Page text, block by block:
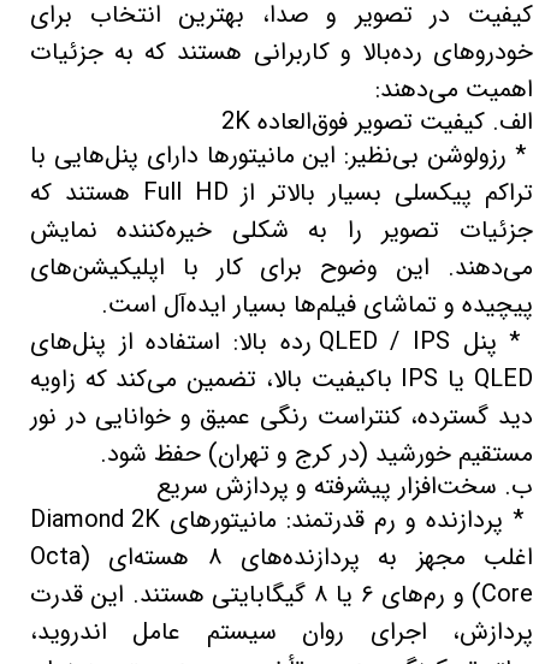
کیفیت در تصویر و صدا، بهترین انتخاب برای
خودروهای رده‌بالا و کاربرانی هستند که به جزئیات
اهمیت می‌دهند:
الف. کیفیت تصویر فوق‌العاده 2K
* رزولوشن بی‌نظیر: این مانیتورها دارای پنل‌هایی با
تراکم پیکسلی بسیار بالاتر از Full HD هستند که
جزئیات تصویر را به شکلی خیره‌کننده نمایش
می‌دهند. این وضوح برای کار با اپلیکیشن‌های
پیچیده و تماشای فیلم‌ها بسیار ایده‌آل است.
* پنل QLED / IPS رده بالا: استفاده از پنل‌های
QLED یا IPS باکیفیت بالا، تضمین می‌کند که زاویه
دید گسترده، کنتراست رنگی عمیق و خوانایی در نور
مستقیم خورشید (در کرج و تهران) حفظ شود.
ب. سخت‌افزار پیشرفته و پردازش سریع
* پردازنده و رم قدرتمند: مانیتورهای Diamond 2K
اغلب مجهز به پردازنده‌های ۸ هسته‌ای (Octa
Core) و رم‌های ۶ یا ۸ گیگابایتی هستند. این قدرت
پردازش، اجرای روان سیستم عامل اندروید،